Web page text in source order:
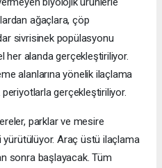
ağaçlara, çöp
sivrisinek popülasyonu
her alanda gerçekleştiriliyor.
alanlarına yönelik ilaçlama
periyotlarla gerçekleştiriliyor.
parklar ve mesire
yürütülüyor. Araç üstü ilaçlama
sonra başlayacak. Tüm